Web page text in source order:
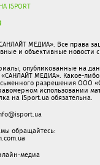
ISPORT
МЕДИА». Все права
и объективные новости
опубликованные на
МЕДИА». Какое-либо
разрешения ООО
использовании
на iSport.ua обязательна.
обращайтесь:
медиа